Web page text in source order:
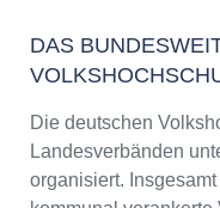
DAS
Die deutschen
Landesverbänden
organisiert.